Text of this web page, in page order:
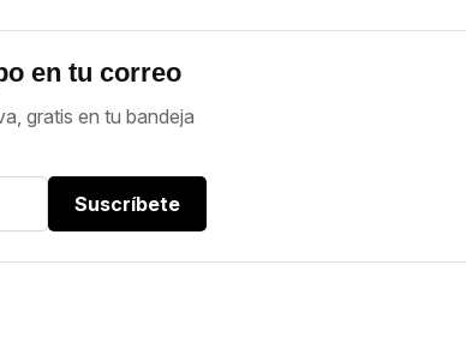
en tu correo
gratis en tu bandeja
Suscríbete